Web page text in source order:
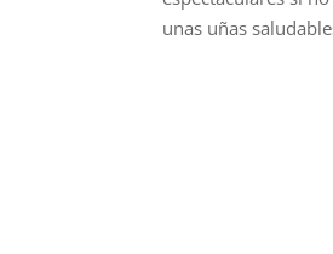
unas uñas